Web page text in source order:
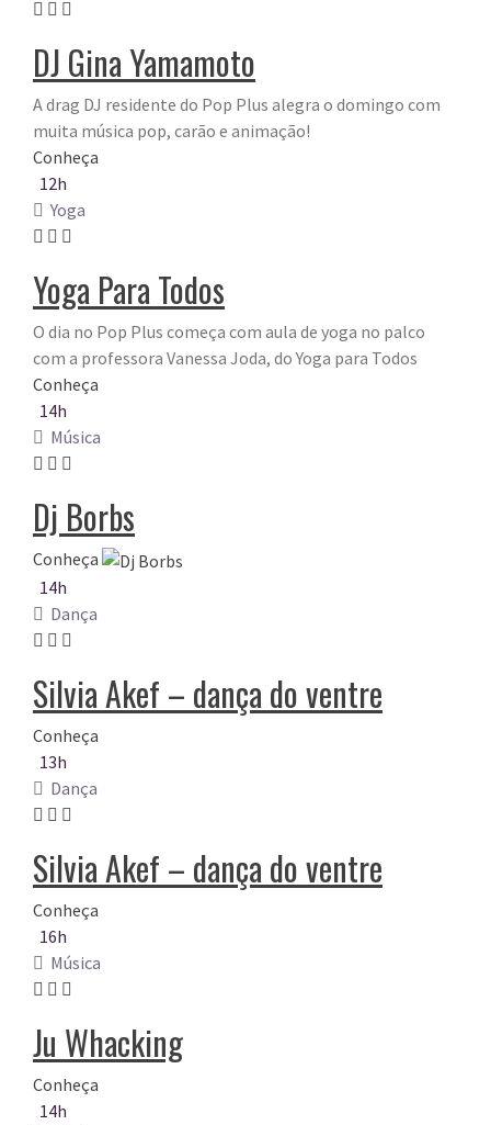
DJ Gina Yamamoto
A drag DJ residente do Pop Plus alegra o domingo com
muita música pop, carão e animação!
Conheça
12h
Yoga
Yoga Para Todos
O dia no Pop Plus começa com aula de yoga no palco
com a professora Vanessa Joda, do Yoga para Todos
Conheça
14h
Música
Dj Borbs
Conheça
14h
Dança
Silvia Akef – dança do ventre
Conheça
13h
Dança
Silvia Akef – dança do ventre
Conheça
16h
Música
Ju Whacking
Conheça
14h